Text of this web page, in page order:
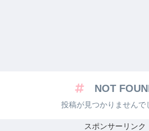
NOT
投稿が見つかりませんで
スポンサーリンク